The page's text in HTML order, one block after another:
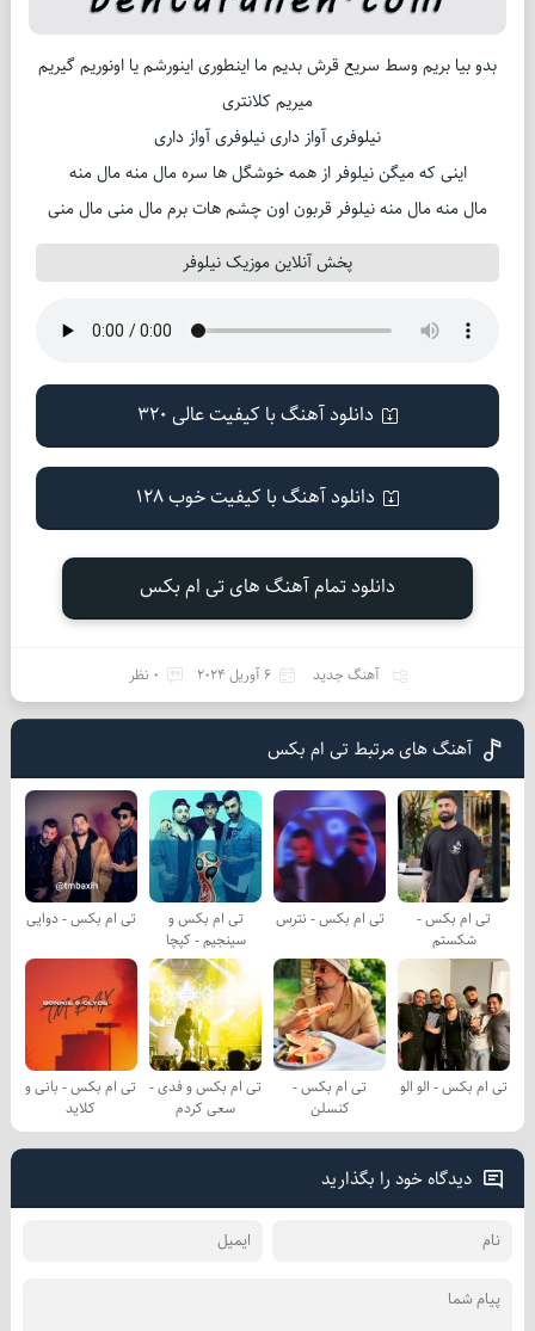
بدو بیا بریم وسط سریع قرش بدیم ما اینطوری اینورشم یا اونوریم گیریم
میریم کلانتری
نیلوفری آواز داری نیلوفری آواز داری
اینی که میگن نیلوفر از همه خوشگل ها سره مال منه مال منه
مال منه مال منه نیلوفر قربون اون چشم هات برم مال منی مال منی
پخش آنلاین موزیک نیلوفر
دانلود آهنگ با کیفیت عالی 320
دانلود آهنگ با کیفیت خوب 128
دانلود تمام آهنگ های تی ام بکس
آهنگ جدید 6 آوریل 2024 0 نظر
آهنگ های مرتبط تی ام بکس
تی ام بکس -
شکستم
تی ام بکس - نترس
تی ام بکس و
سینجیم - کپچا
تی ام بکس - دوایی
تی ام بکس - الو الو
تی ام بکس -
کنسلن
تی ام بکس و فدی -
سعی کردم
تی ام بکس - بانی و
کلاید
دیدگاه خود را بگذارید